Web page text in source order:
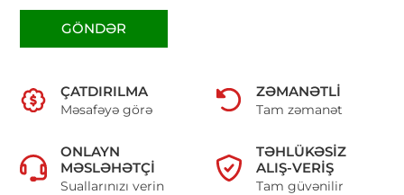
GÖNDƏR
ÇATDIRILMA
Məsafəyə görə
ZƏMANƏTLI
Tam zəmanət
ONLAYN
MƏSLƏHƏTÇI
Suallarınızı verin
TƏHLÜKƏSIZ
ALIŞ-VERIŞ
Tam güvənilir